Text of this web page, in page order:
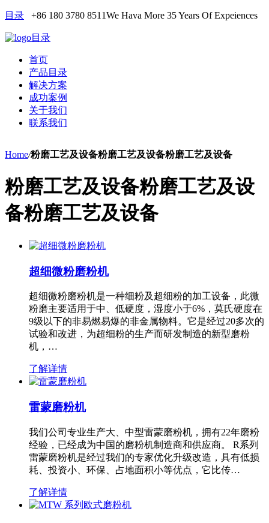
目录 +86 180 3780 8511We Hava More 35 Years Of Expeiences
目录
首页
产品目录
解决方案
成功案例
关于我们
联系我们
Home/粉磨工艺及设备粉磨工艺及设备粉磨工艺及设备
粉磨工艺及设备粉磨工艺及设
备粉磨工艺及设备
超细微粉磨粉机
超细微粉磨粉机是一种细粉及超细粉的加工设备，此微
粉磨主要适用于中、低硬度，湿度小于6%，莫氏硬度在
9级以下的非易燃易爆的非金属物料。它是经过20多次的
试验和改进，为超细粉的生产而研发制造的新型磨粉
机，…
了解详情
雷蒙磨粉机
我们公司专业生产大、中型雷蒙磨粉机，拥有22年磨粉
经验，已经成为中国的磨粉机制造商和供应商。 R系列
雷蒙磨粉机是经过我们的专家优化升级改造，具有低损
耗、投资小、环保、占地面积小等优点，它比传…
了解详情